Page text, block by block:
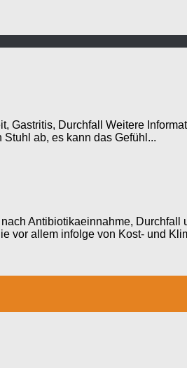
Gastritis, Durchfall Weitere
ab, es kann das Gefühl...
Antibiotikaeinnahme,
vor allem infolge von Kost- und